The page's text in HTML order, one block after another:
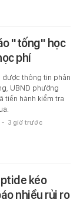
"tống" học
phí
được thông tin phản
UBND phường
tiến hành kiểm tra
- 3 giờ trước
kéo
nhiều rủi ro